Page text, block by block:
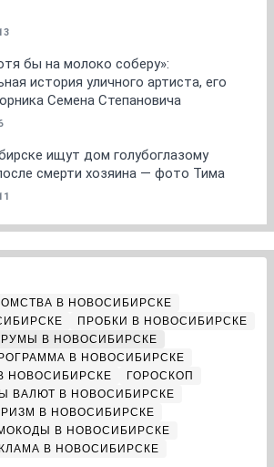
бы на молоко соберу»:
история уличного артиста, его
Семена Степановича
ищут дом голубоглазому
смерти хозяина — фото Тима
В НОВОСИБИРСКЕ
ПРОБКИ В НОВОСИБИРСКЕ
В НОВОСИБИРСКЕ
В НОВОСИБИРСКЕ
НОВОСИБИРСКЕ
ГОРОСКОП
ВАЛЮТ В НОВОСИБИРСКЕ
В НОВОСИБИРСКЕ
В НОВОСИБИРСКЕ
В НОВОСИБИРСКЕ